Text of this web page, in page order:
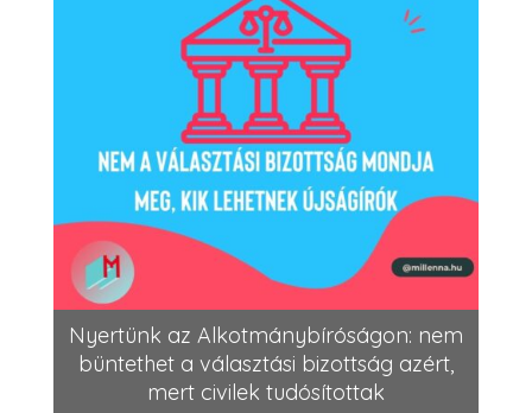
Nyertünk az Alkotmánybíróságon: nem
büntethet a választási bizottság azért,
mert civilek tudósítottak